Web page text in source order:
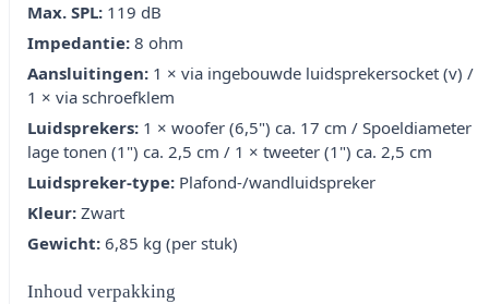
Max. SPL: 119 dB
Impedantie: 8 ohm
Aansluitingen: 1 × via ingebouwde luidsprekersocket (v) /
1 × via schroefklem
Luidsprekers: 1 × woofer (6,5") ca. 17 cm / Spoeldiameter
lage tonen (1") ca. 2,5 cm / 1 × tweeter (1") ca. 2,5 cm
Luidspreker-type: Plafond-/wandluidspreker
Kleur: Zwart
Gewicht: 6,85 kg (per stuk)
Inhoud verpakking